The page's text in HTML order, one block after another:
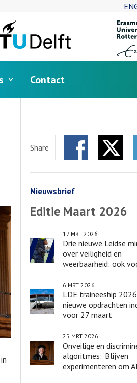
Contact
Share
Nieuwsbrief
Editie Maart 2026
Drie nieuwe Leidse
over veiligheid en
weerbaarheid: ook
studenten
17 MRT 2026
LDE traineeship
nieuwe opdrachten
voor 27 maart
6 MRT 2026
Onveilige en
algoritmes: ‘Blijven
experimenteren om
25 MRT 2026